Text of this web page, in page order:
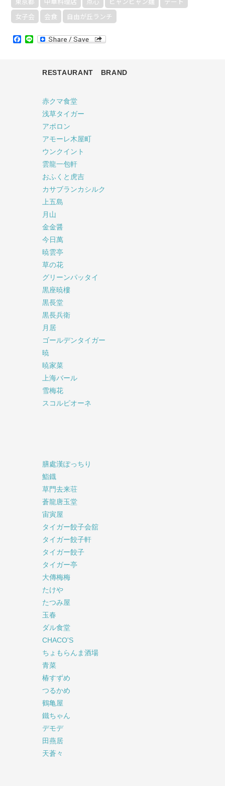
女子会
会食 自由が丘ランチ
Facebook
Line
RESTAURANT BRAND
赤クマ食堂
浅草タイガー
アポロン
アモーレ木屋町
ウンクイント
雲龍一包軒
おふくと虎吉
カサブランカシルク
上五島
月山
金金醤
今日萬
暁雲亭
草の花
グリーンパッタイ
黒座暁樓
黒長堂
黒長兵衛
月居
ゴールデンタイガー
暁
暁家菜
上海バール
雪梅花
スコルピオーネ
膳處漢ぽっちり
鮨鐡
草門去来荘
蒼龍唐玉堂
宙寅屋
タイガー餃子会舘
タイガー餃子軒
タイガー餃子
タイガー亭
大傳梅梅
たけや
たつみ屋
玉春
ダル食堂
CHACO'S
ちょもらんま酒場
青菜
椿すずめ
つるかめ
鶴亀屋
鐵ちゃん
デモデ
田燕居
天蒼々